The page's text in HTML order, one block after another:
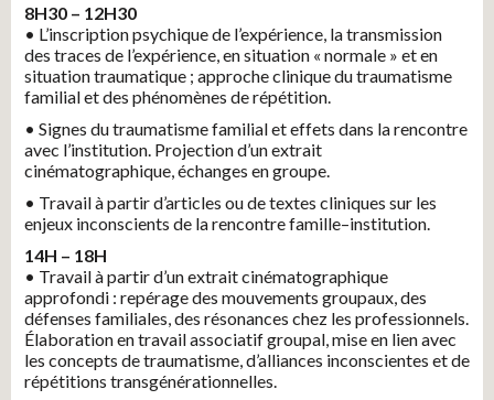
8H30 – 12H30
• L’inscription psychique de l’expérience, la transmission
des traces de l’expérience, en situation « normale » et en
situation traumatique ; approche clinique du traumatisme
familial et des phénomènes de répétition.
• Signes du traumatisme familial et effets dans la rencontre
avec l’institution. Projection d’un extrait
cinématographique, échanges en groupe.
• Travail à partir d’articles ou de textes cliniques sur les
enjeux inconscients de la rencontre famille–institution.
14H – 18H
• Travail à partir d’un extrait cinématographique
approfondi : repérage des mouvements groupaux, des
défenses familiales, des résonances chez les professionnels.
Élaboration en travail associatif groupal, mise en lien avec
les concepts de traumatisme, d’alliances inconscientes et de
répétitions transgénérationnelles.
Adresse e-mail
Fonction
Demandes spécifiques (Nombre de personnes, noms des
participants, situation de handicap, ...)
VALIDER